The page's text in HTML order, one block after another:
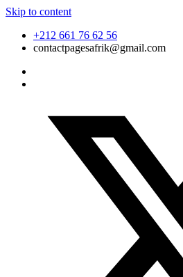
Skip to content
+212 661 76 62 56
contactpagesafrik@gmail.com